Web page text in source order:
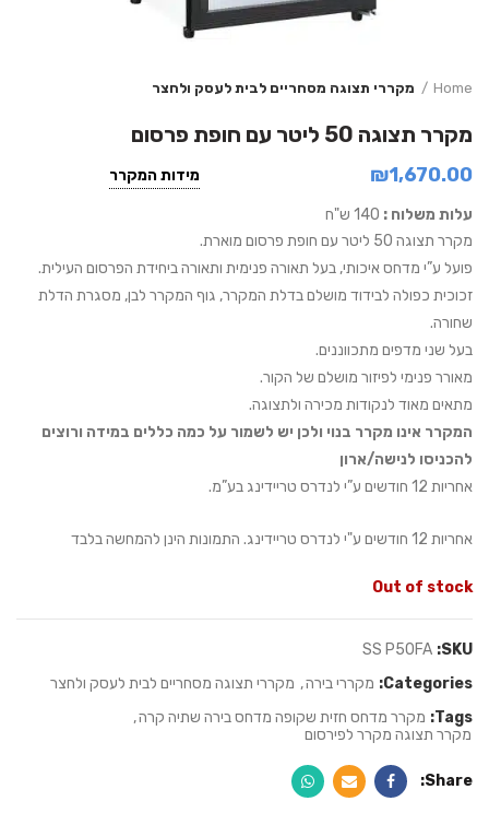
Home מקררי תצוגה מסחריים לבית לעסק ולחצר
מקרר תצוגה 50 ליטר עם חופת פרסום
מידות המקרר ₪1,670.00
עלות משלוח : 140 ש"ח
מקרר תצוגה 50 ליטר עם חופת פרסום מוארת.
פועל ע”י מדחס איכותי, בעל תאורה פנימית ותאורה ביחידת הפרסום העילית.
זכוכית כפולה לבידוד מושלם בדלת המקרר, גוף המקרר לבן, מסגרת הדלת
שחורה.
בעל שני מדפים מתכווננים.
מאורר פנימי לפיזור מושלם של הקור.
מתאים מאוד לנקודות מכירה ולתצוגה.
המקרר אינו מקרר בנוי ולכן יש לשמור על כמה כללים במידה ורוצים
להכניסו לנישה/ארון
אחריות 12 חודשים ע”י לנדרס טריידינג בע”מ.
אחריות 12 חודשים ע"י לנדרס טריידינג. התמונות הינן להמחשה בלבד
Out of stock
SKU:
SS P50FA
Categories: מקררי בירה, מקררי תצוגה מסחריים לבית לעסק ולחצר
Tags: מקרר מדחס חזית שקופה מדחס בירה שתיה קרה,
מקרר תצוגה מקרר לפירסום
Share